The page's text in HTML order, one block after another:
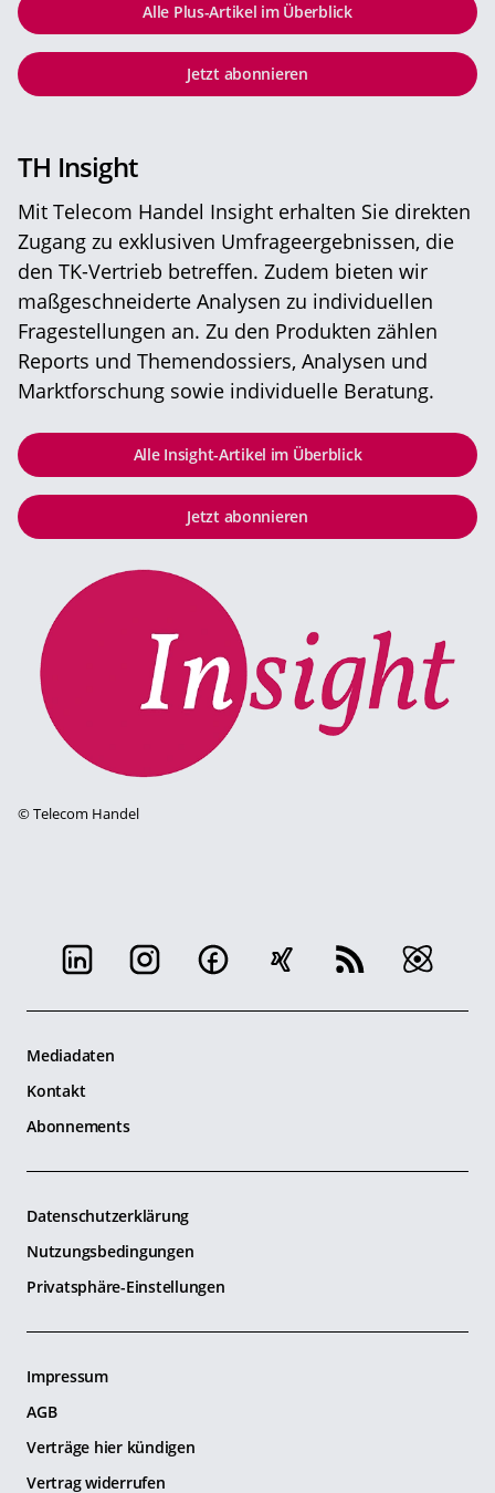
Alle Plus-Artikel im Überblick
Jetzt abonnieren
©Telecom Handel
TH Insight
Mit Telecom Handel Insight erhalten Sie direkten
Zugang zu exklusiven Umfrageergebnissen, die
den TK-Vertrieb betreffen. Zudem bieten wir
maßgeschneiderte Analysen zu individuellen
Fragestellungen an. Zu den Produkten zählen
Reports und Themendossiers, Analysen und
Marktforschung sowie individuelle Beratung.
Alle Insight-Artikel im Überblick
Jetzt abonnieren
Mediadaten
Kontakt
Abonnements
Datenschutzerklärung
Nutzungsbedingungen
Privatsphäre-Einstellungen
Impressum
AGB
Verträge hier kündigen
Vertrag widerrufen